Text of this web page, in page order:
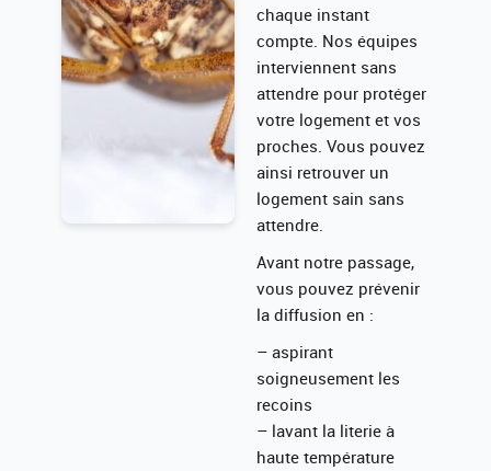
chaque instant
compte. Nos équipes
interviennent sans
attendre pour protéger
votre logement et vos
proches. Vous pouvez
ainsi retrouver un
logement sain sans
attendre.
Avant notre passage,
vous pouvez prévenir
la diffusion en :
– aspirant
soigneusement les
recoins
– lavant la literie à
haute température